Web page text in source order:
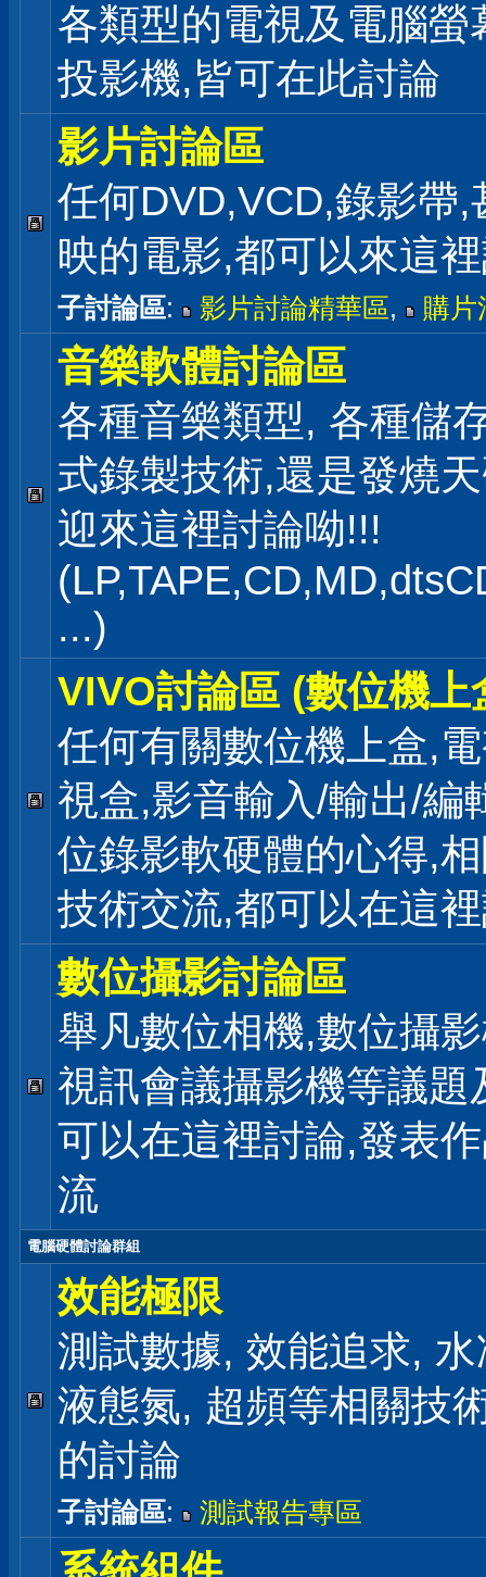
各類型的電視及電腦螢
投影機,皆可在此討論
影片討論區
任何DVD,VCD,錄影帶,
映的電影,都可以來這
子討論區: 影片討論精華區, 購片
音樂軟體討論區
各種音樂類型, 各種儲
式錄製技術,還是發燒
迎來這裡討論呦!!!
...)
VIVO討論區 (數位機上
任何有關數位機上盒,
視盒,影音輸入/輸出/編
位錄影軟硬體的心得,
技術交流,都可以在這
數位攝影討論區
舉凡數位相機,數位攝
視訊會議攝影機等議題
可以在這裡討論,發表
流
電腦硬體討論群組
效能極限
測試數據, 效能追求,
液態氮, 超頻等相關技
的討論
子討論區: 測試報告專區